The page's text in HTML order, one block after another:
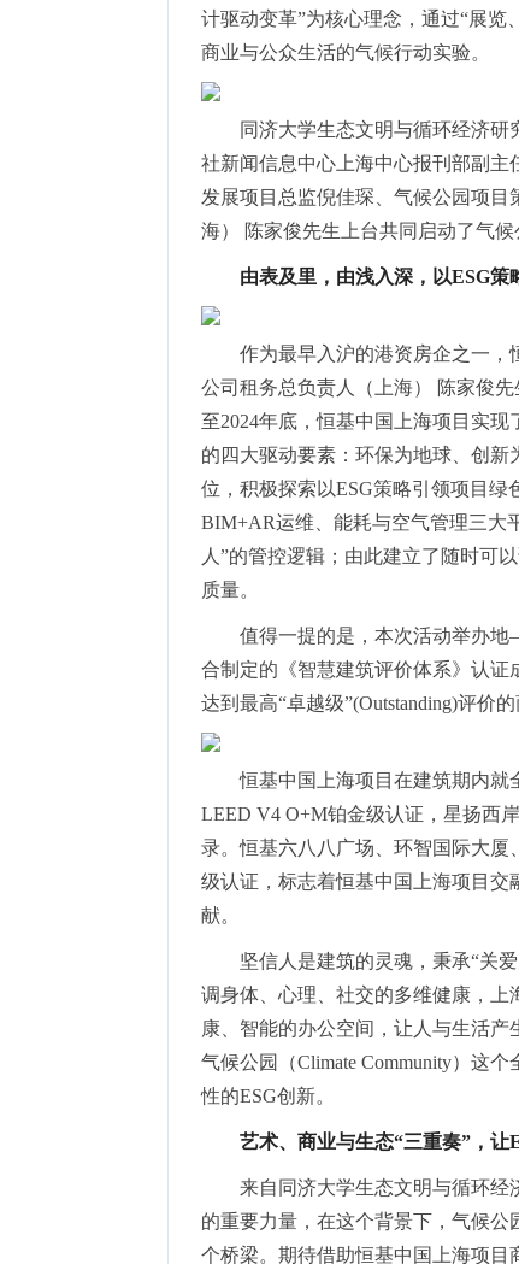
计驱动变革”为核心理念，通过“展览
商业与公众生活的气候行动实验。
同济大学生态文明与循环经济
社新闻信息中心上海中心报刊部副
发展项目总监倪佳琛、气候公园项目
海） 陈家俊先生上台共同启动了气
由表及里，由浅入深，以ESG策
作为最早⼊沪的港资房企之⼀，
公司租务总负责人（上海） 陈家俊
至2024年底，恒基中国上海项目实现
的四大驱动要素：环保为地球、创
位，积极探索以ESG策略引领项目绿
BIM+AR运维、能耗与空气管理三大
人”的管控逻辑；由此建立了随时可
质量。
值得一提的是，本次活动举办
合制定的《智慧建筑评价体系》认证
达到最高“卓越级”(Outstanding)评价
恒基中国上海项目在建筑期内就
LEED V4 O+M铂金级认证，星扬西
录。恒基六八八广场、环智国际大
级认证，标志着恒基中国上海项目交
献。
坚信人是建筑的灵魂，秉承“关
调身体、心理、社交的多维健康，上
康、智能的办公空间，让人与生活
气候公园（Climate Community）这
性的ESG创新。
艺术、商业与生态“三重奏”，让
来自同济大学生态文明与循环经
的重要力量，在这个背景下，气候
个桥梁。期待借助恒基中国上海项目